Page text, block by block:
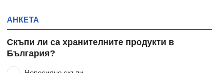
АНКЕТА
Скъпи ли са хранителните продукти в
България?